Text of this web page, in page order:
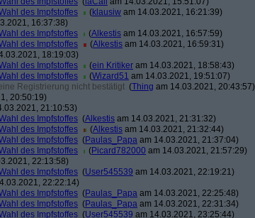
des Impfstoffes
(klausiw am 14.03.2021, 16:21:39)
16:37:38)
des Impfstoffes
(Alkestis am 14.03.2021, 16:57:59)
des Impfstoffes
(Alkestis am 14.03.2021, 16:59:31)
18:19:03)
des Impfstoffes
(ein Kritiker am 14.03.2021, 18:58:43)
des Impfstoffes
(Wizard51 am 14.03.2021, 19:51:07)
Registrierung nicht bestätigt (Thing am 14.03.2021, 20:43:57)
20:50:19)
21:10:53)
des Impfstoffes (Alkestis am 14.03.2021, 21:31:32)
des Impfstoffes
(Alkestis am 14.03.2021, 21:32:44)
des Impfstoffes (Paulas_Papa am 14.03.2021, 21:37:04)
des Impfstoffes
(Picard782000 am 14.03.2021, 21:57:29)
22:13:58)
des Impfstoffes (User545539 am 14.03.2021, 22:19:21)
22:22:14)
des Impfstoffes (Paulas_Papa am 14.03.2021, 22:25:48)
des Impfstoffes (Paulas_Papa am 14.03.2021, 22:31:34)
des Impfstoffes (User545539 am 14.03.2021, 23:25:44)